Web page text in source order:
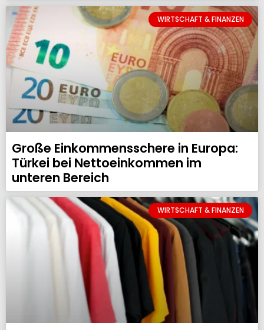
WIRTSCHAFT & FINANZEN
Große Einkommensschere in Europa:
Türkei bei Nettoeinkommen im
unteren Bereich
WIRTSCHAFT & FINANZEN